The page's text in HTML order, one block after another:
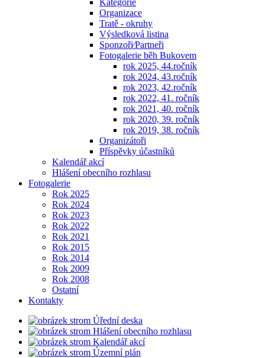
Kategorie
Organizace
Tratě - okruhy
Výsledková listina
Sponzoři⁄Partneři
Fotogalerie běh Bukovem
rok 2025, 44.ročník
rok 2024, 43.ročník
rok 2023, 42.ročník
rok 2022, 41. ročník
rok 2021, 40. ročník
rok 2020, 39. ročník
rok 2019, 38. ročník
Organizátoři
Příspěvky účastníků
Kalendář akcí
Hlášení obecního rozhlasu
Fotogalerie
Rok 2025
Rok 2024
Rok 2023
Rok 2022
Rok 2021
Rok 2015
Rok 2014
Rok 2009
Rok 2008
Ostatní
Kontakty
Úřední deska
Hlášení obecního rozhlasu
Kalendář akcí
Územní plán